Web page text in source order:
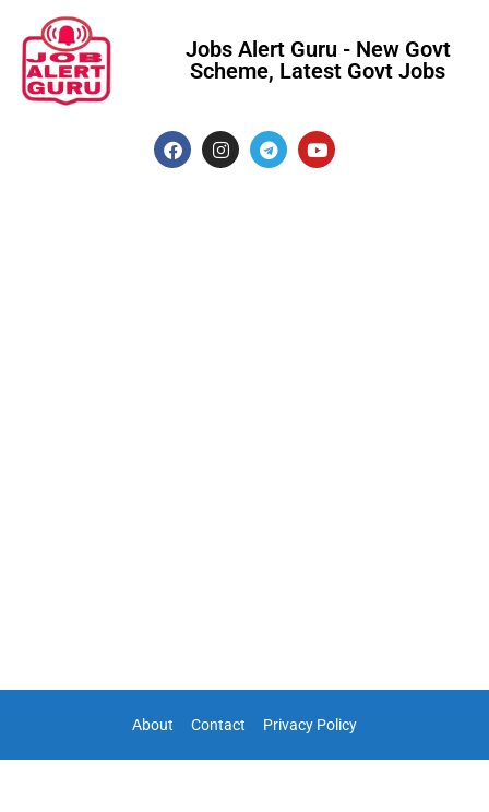
Jobs Alert Guru - New Govt
Scheme, Latest Govt Jobs
About Contact Privacy Policy